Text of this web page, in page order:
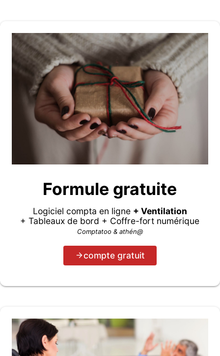
Formule gratuite
Logiciel compta en ligne + Ventilation
+ Tableaux de bord + Coffre-fort numérique
Comptatoo & athén@
compte gratuit